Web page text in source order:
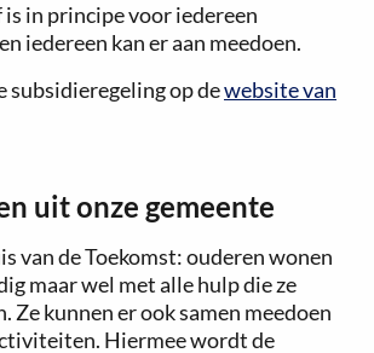
in principe voor iedereen
iedereen kan er aan meedoen.
subsidieregeling op dewebsite van
uit onze gemeente
van de Toekomst: ouderen wonen
maar wel met alle hulp die ze
Ze kunnen er ook samen meedoen
Hiermee wordt de